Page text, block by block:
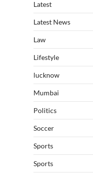
Latest
Latest News
Law
Lifestyle
lucknow
Mumbai
Politics
Soccer
Sports
Sports